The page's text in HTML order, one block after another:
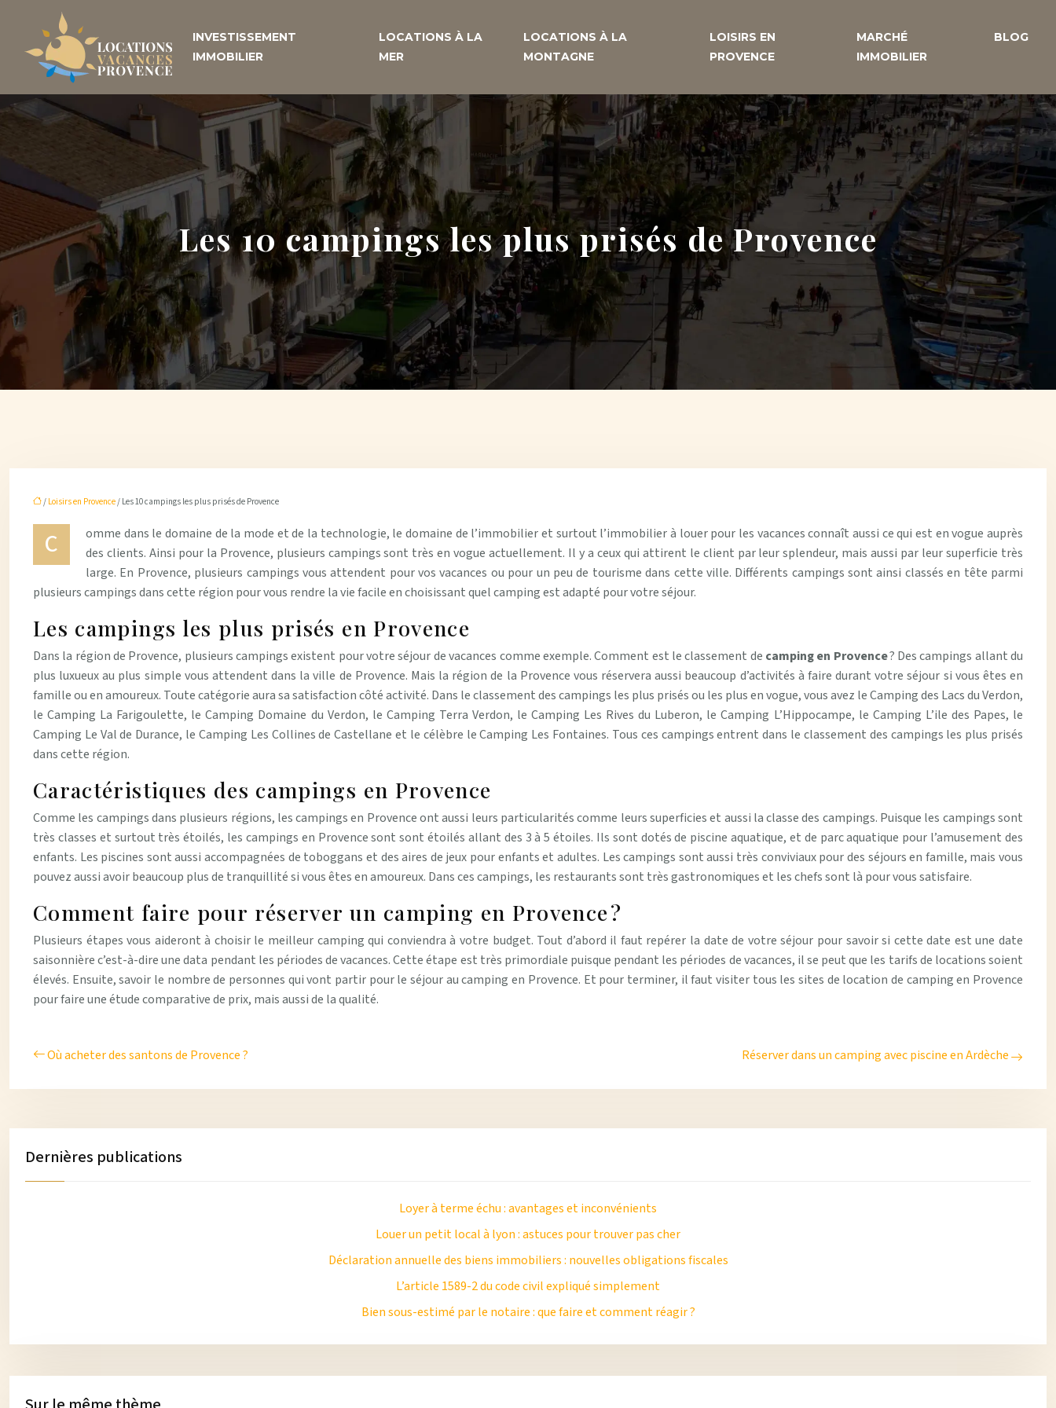
INVESTISSEMENT
IMMOBILIER
LOCATIONS À LA
MER
LOCATIONS À LA
MONTAGNE
LOISIRS EN
PROVENCE
MARCHÉ
IMMOBILIER
BLOG
Les 10 campings les plus prisés de Provence
/ Loisirs en Provence/ Les 10 campings les plus prisés de Provence
C
omme dans le domaine de la mode et de la technologie, le domaine de l’immobilier et surtout l’immobilier à louer pour les vacances connaît aussi ce qui est en vogue auprès
des clients. Ainsi pour la Provence, plusieurs campings sont très en vogue actuellement. Il y a ceux qui attirent le client par leur splendeur, mais aussi par leur superficie très
large. En Provence, plusieurs campings vous attendent pour vos vacances ou pour un peu de tourisme dans cette ville. Différents campings sont ainsi classés en tête parmi
plusieurs campings dans cette région pour vous rendre la vie facile en choisissant quel camping est adapté pour votre séjour.
Les campings les plus prisés en Provence
Dans la région de Provence, plusieurs campings existent pour votre séjour de vacances comme exemple. Comment est le classement de camping en Provence? Des campings allant du
plus luxueux au plus simple vous attendent dans la ville de Provence. Mais la région de la Provence vous réservera aussi beaucoup d’activités à faire durant votre séjour si vous êtes en
famille ou en amoureux. Toute catégorie aura sa satisfaction côté activité. Dans le classement des campings les plus prisés ou les plus en vogue, vous avez le Camping des Lacs du Verdon,
le Camping La Farigoulette, le Camping Domaine du Verdon, le Camping Terra Verdon, le Camping Les Rives du Luberon, le Camping L’Hippocampe, le Camping L’ile des Papes, le
Camping Le Val de Durance, le Camping Les Collines de Castellane et le célèbre le Camping Les Fontaines. Tous ces campings entrent dans le classement des campings les plus prisés
dans cette région.
Caractéristiques des campings en Provence
Comme les campings dans plusieurs régions, les campings en Provence ont aussi leurs particularités comme leurs superficies et aussi la classe des campings. Puisque les campings sont
très classes et surtout très étoilés, les campings en Provence sont sont étoilés allant des 3 à 5 étoiles. Ils sont dotés de piscine aquatique, et de parc aquatique pour l’amusement des
enfants. Les piscines sont aussi accompagnées de toboggans et des aires de jeux pour enfants et adultes. Les campings sont aussi très conviviaux pour des séjours en famille, mais vous
pouvez aussi avoir beaucoup plus de tranquillité si vous êtes en amoureux. Dans ces campings, les restaurants sont très gastronomiques et les chefs sont là pour vous satisfaire.
Comment faire pour réserver un camping en Provence ?
Plusieurs étapes vous aideront à choisir le meilleur camping qui conviendra à votre budget. Tout d’abord il faut repérer la date de votre séjour pour savoir si cette date est une date
saisonnière c’est-à-dire une data pendant les périodes de vacances. Cette étape est très primordiale puisque pendant les périodes de vacances, il se peut que les tarifs de locations soient
élevés. Ensuite, savoir le nombre de personnes qui vont partir pour le séjour au camping en Provence. Et pour terminer, il faut visiter tous les sites de location de camping en Provence
pour faire une étude comparative de prix, mais aussi de la qualité.
Où acheter des santons de Provence ? Réserver dans un camping avec piscine en Ardèche
Dernières publications
Loyer à terme échu : avantages et inconvénients
Louer un petit local à lyon : astuces pour trouver pas cher
Déclaration annuelle des biens immobiliers : nouvelles obligations fiscales
L’article 1589-2 du code civil expliqué simplement
Bien sous-estimé par le notaire : que faire et comment réagir ?